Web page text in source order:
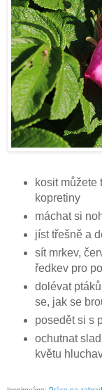
kosit můžete
kopretiny
máchat si
jíst třešně a
sít mrkev,
ředkev pro
dolévat
se, jak se
posedět si s
ochutnat
květu